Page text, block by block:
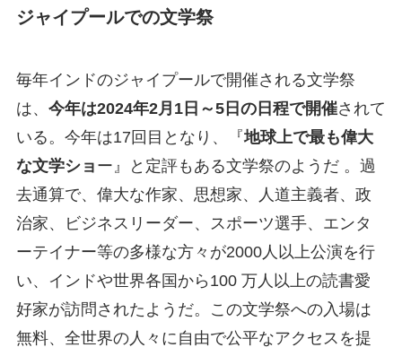
ジャイプールでの文学祭
毎年インドのジャイプールで開催される文学祭
は、 今年は2024年2月1日～5日の日程で開催されて
いる。今年は17回目となり、『地球上で最も偉大
な文学ショ ー』と定評もある文学祭のようだ 。過
去通算で、偉大な作家、思想家、人道主義者、政
治家、ビジネスリーダー、スポーツ選手、エンタ
ーテイナー等の多様な方々が2000人以上公演を行
い、インドや世界各国から100 万人以上の読書愛
好家が訪問されたようだ。この文学祭への入場は
無料、全世界の人々に自由で公平なアクセスを提